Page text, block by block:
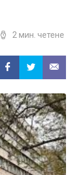
2 мин. четене